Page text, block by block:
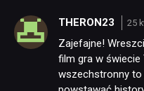
THERON23 25
Zajefajne!
film gra w świecie
wszechstronny to